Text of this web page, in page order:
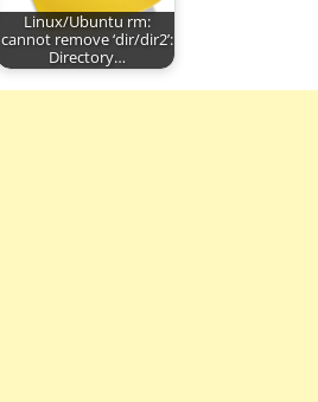
Linux/Ubuntu rm:
cannot remove ‘dir/dir2’:
Directory…